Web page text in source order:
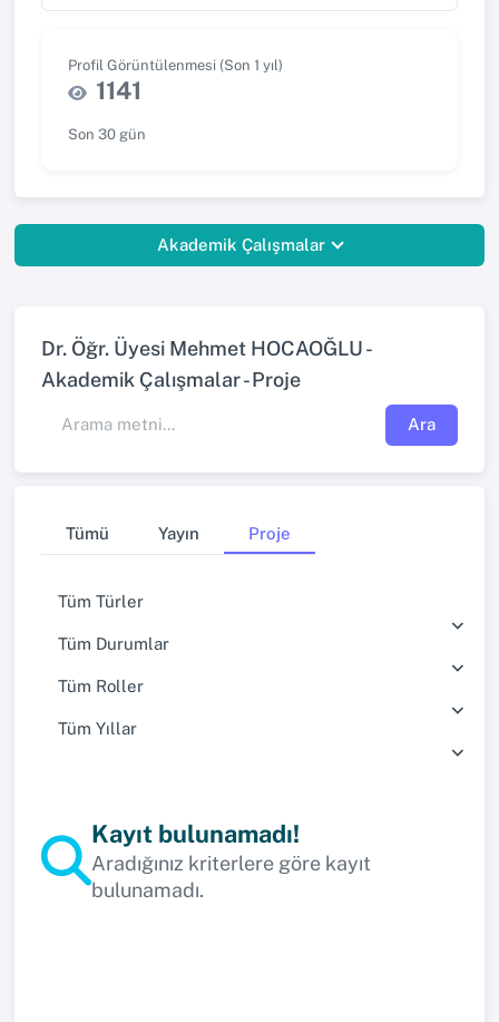
Profil Görüntülenmesi (Son 1 yıl)
1141
Son 30 gün
Akademik Çalışmalar
Dr. Öğr. Üyesi Mehmet HOCAOĞLU -
Akademik Çalışmalar - Proje
Ara
Tümü Yayın Proje
Tüm Türler
Tüm Durumlar
Tüm Roller
Tüm Yıllar
Kayıt bulunamadı!
Aradığınız kriterlere göre kayıt
bulunamadı.